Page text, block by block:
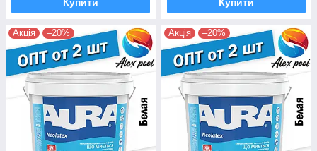
Акція –20% Акція –20%